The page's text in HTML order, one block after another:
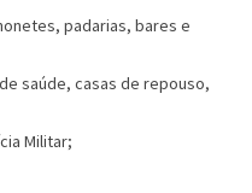
padarias, bares e
saúde, casas de repouso,
Militar;